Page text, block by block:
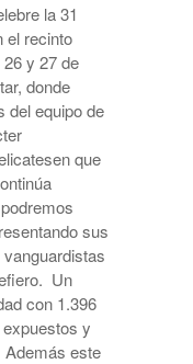
la 31
el recinto
y 27 de
donde
del equipo de
que
sus
Un
con 1.396
y
este